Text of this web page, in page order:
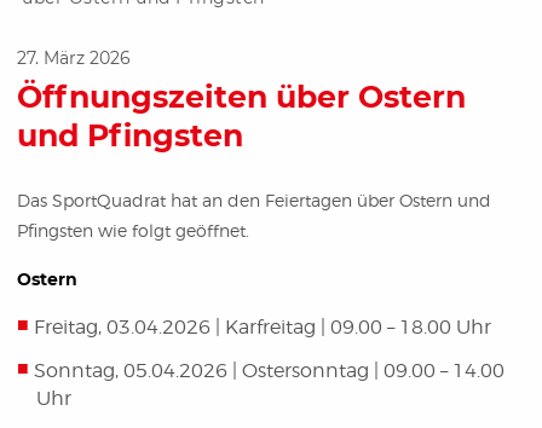
27. März 2026
Öffnungszeiten über Ostern
und Pfingsten
Das SportQuadrat hat an den Feiertagen über Ostern und
Pfingsten wie folgt geöffnet.
Ostern
Freitag, 03.04.2026 | Karfreitag | 09.00 – 18.00 Uhr
Sonntag, 05.04.2026 | Ostersonntag | 09.00 – 14.00
Uhr